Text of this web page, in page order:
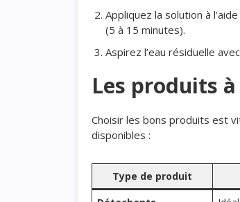
Appliquez la solution à l’aide
(5 à 15 minutes).
Aspirez l’eau résiduelle
Les produits
Choisir les bons produits est
disponibles :
Type de produit